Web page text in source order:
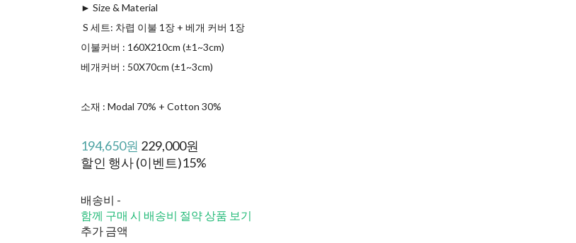
► Size & Material
ㅤ S 세트: 차렵 이불 1장 + 베개 커버 1장
ㅤ이불커버 : 160X210cm (±1~3cm)
ㅤ베개커버 : 50X70cm (±1~3cm)
소재 : Modal 70% + Cotton 30%
194,650원 229,000원
할인 행사 (이벤트)15%
배송비 -
함께 구매 시 배송비 절약 상품 보기
추가 금액